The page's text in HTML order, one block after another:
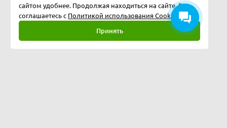
сайтом удобнее. Продолжая находиться на сайте, Вы
соглашаетесь с Политикой использования Cookies.
Принять